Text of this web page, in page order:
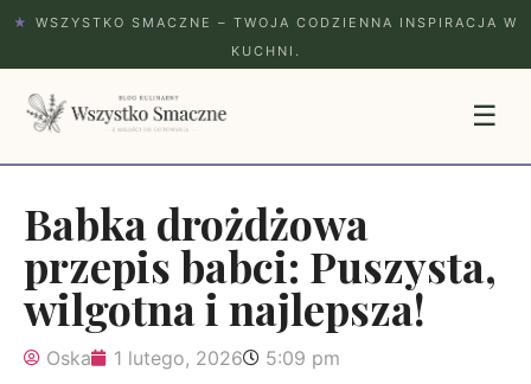
★
WSZYSTKO SMACZNE – TWOJA CODZIENNA INSPIRACJA W
KUCHNI.
☰
Babka drożdżowa
przepis babci: Puszysta,
wilgotna i najlepsza!
Oska 1 lutego, 2026 5:09 pm